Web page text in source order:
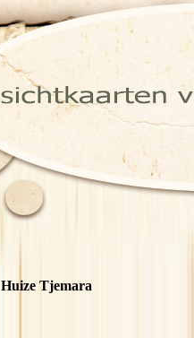
Huize Tjemara